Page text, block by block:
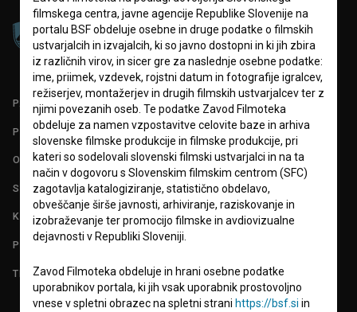
PARTNERJI
POGOJI UPORABE
O PROJEKTU
STATISTIKA
KONTAKT
POGOSTA VPRAŠANJA
TEST FUNKCIONALNOSTI
filmskega centra, javne agencije Republike Slovenije na
portalu BSF obdeluje osebne in druge podatke o filmskih
ustvarjalcih in izvajalcih, ki so javno dostopni in ki jih zbira
iz različnih virov, in sicer gre za naslednje osebne podatke:
ime, priimek, vzdevek, rojstni datum in fotografije igralcev,
režiserjev, montažerjev in drugih filmskih ustvarjalcev ter z
njimi povezanih oseb. Te podatke Zavod Filmoteka
obdeluje za namen vzpostavitve celovite baze in arhiva
slovenske filmske produkcije in filmske produkcije, pri
kateri so sodelovali slovenski filmski ustvarjalci in na ta
način v dogovoru s Slovenskim filmskim centrom (SFC)
zagotavlja katalogiziranje, statistično obdelavo,
obveščanje širše javnosti, arhiviranje, raziskovanje in
izobraževanje ter promocijo filmske in avdiovizualne
dejavnosti v Republiki Sloveniji.
Zavod Filmoteka obdeluje in hrani osebne podatke
uporabnikov portala, ki jih vsak uporabnik prostovoljno
vnese v spletni obrazec na spletni strani https://bsf.si in